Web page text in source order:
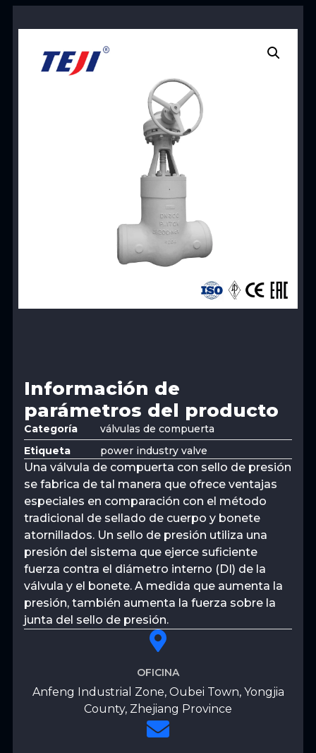
Información de
parámetros del producto
Categoría
válvulas de compuerta
Etiqueta
power industry valve
Una válvula de compuerta con sello de presión
se fabrica de tal manera que ofrece ventajas
especiales en comparación con el método
tradicional de sellado de cuerpo y bonete
atornillados. Un sello de presión utiliza una
presión del sistema que ejerce suficiente
fuerza contra el diámetro interno (DI) de la
válvula y el bonete. A medida que aumenta la
presión, también aumenta la fuerza sobre la
junta del sello de presión.
OFICINA
Anfeng Industrial Zone, Oubei Town, Yongjia
County, Zhejiang Province